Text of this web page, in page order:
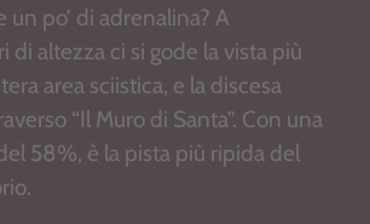
un po’ di adrenalina? A
altezza ci si gode la vista più
area sciistica, e la discesa
“Il Muro di Santa”. Con una
58%, è la pista più ripida del